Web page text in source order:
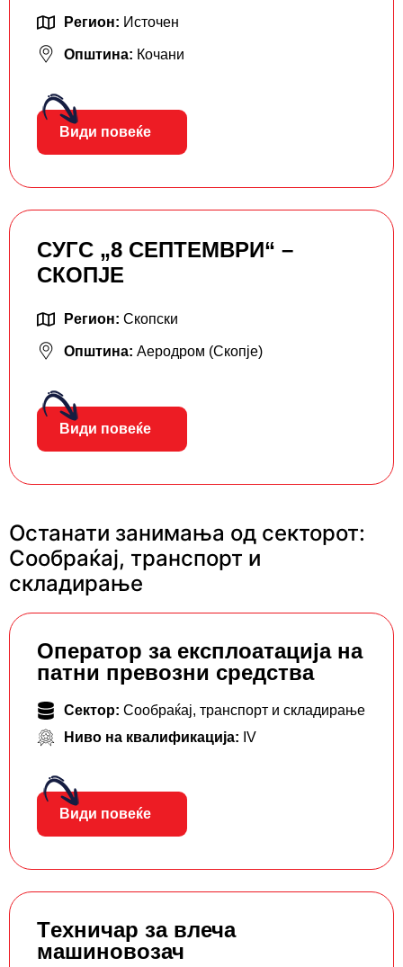
Регион: Источен
Општина: Кочани
Види повеќе
СУГС „8 СЕПТЕМВРИ“ –
СКОПЈЕ
Регион: Скопски
Општина: Аеродром (Скопје)
Види повеќе
Останати занимања од секторот:
Сообраќај, транспорт и
складирање
Oператор за експлоатација на
патни превозни средства
Сектор: Сообраќај, транспорт и складирање
Ниво на квалификација: IV
Види повеќе
Tехничар за влеча
машиновозач